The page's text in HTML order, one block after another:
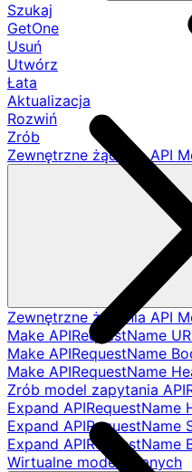
Szukaj
GetOne
Usuń
Utwórz
Łata
Aktualizacja
Rozwiń
Zrób
Zewnętrzne żądania API
Zewnętrzne żądania API
Make APIRequestName
Make APIRequestName
Make APIRequestName
Zrób model zapytania
Expand APIRequestName
Expand
Expand APIRequestName
Wirtualne modele danych